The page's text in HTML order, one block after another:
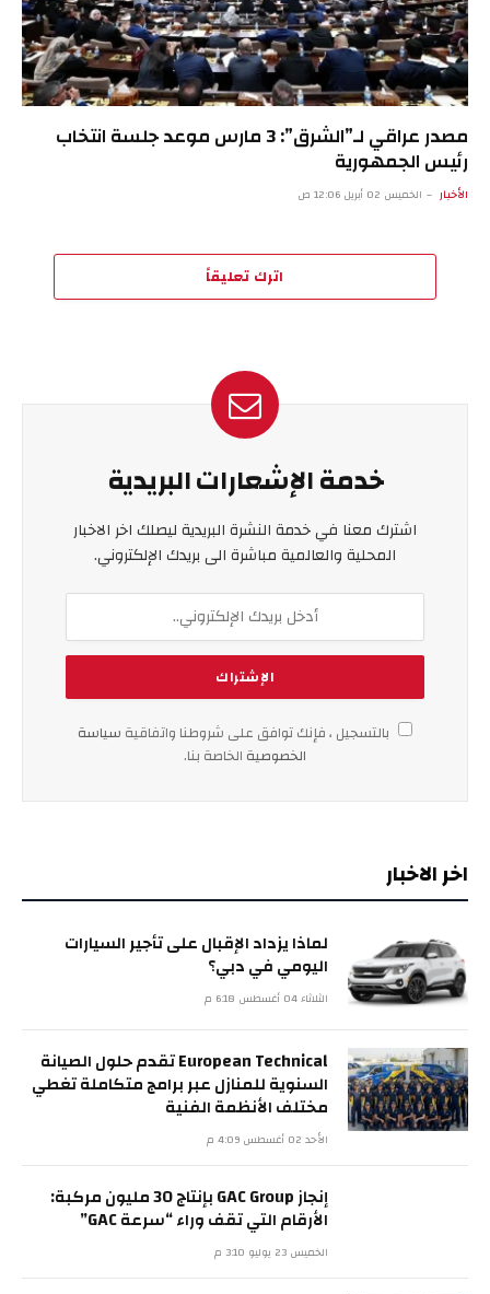
مصدر عراقي لـ”الشرق”: 3 مارس موعد جلسة انتخاب
رئيس الجمهورية
الأخبار الخميس 02 أبريل 12:06 ص
اترك تعليقاً
خدمة الإشعارات البريدية
اشترك معنا في خدمة النشرة البريدية ليصلك اخر الاخبار
المحلية والعالمية مباشرة الى بريدك الإلكتروني.
بالتسجيل ، فإنك توافق على شروطنا واتفاقية سياسة
الخصوصية الخاصة بنا.
اخر الاخبار
لماذا يزداد الإقبال على تأجير السيارات
اليومي في دبي؟
الثلاثاء 04 أغسطس 6:18 م
European Technical تقدم حلول الصيانة
السنوية للمنازل عبر برامج متكاملة تغطي
مختلف الأنظمة الفنية
الأحد 02 أغسطس 4:09 م
إنجاز GAC Group بإنتاج 30 مليون مركبة:
الأرقام التي تقف وراء “سرعة GAC”
الخميس 23 يوليو 3:10 م